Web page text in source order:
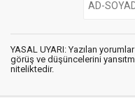
YASAL UYARI: Yazılan
görüş ve düşüncelerini
niteliktedir.